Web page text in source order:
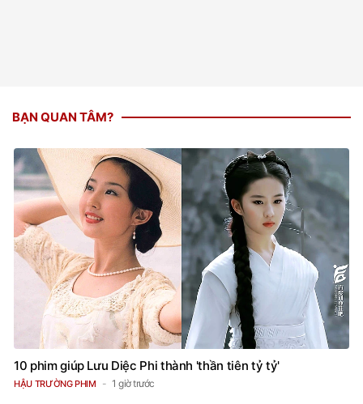
BẠN QUAN TÂM?
10 phim giúp Lưu Diệc Phi thành 'thần tiên tỷ tỷ'
HẬU TRƯỜNG PHIM 1 giờ trước